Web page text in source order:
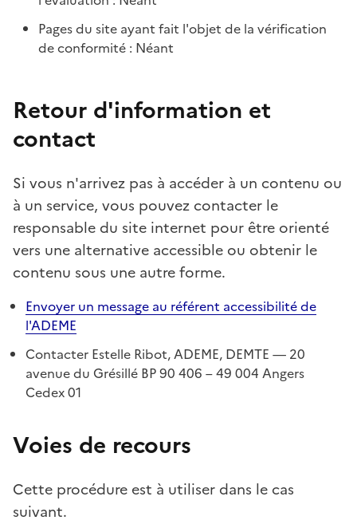
Pages du site ayant fait l'objet de la vérification
de conformité : Néant
Retour d'information et
contact
Si vous n'arrivez pas à accéder à un contenu ou
à un service, vous pouvez contacter le
responsable du site internet pour être orienté
vers une alternative accessible ou obtenir le
contenu sous une autre forme.
Envoyer un message au référent accessibilité de
l'ADEME
Contacter Estelle Ribot, ADEME, DEMTE — 20
avenue du Grésillé BP 90 406 – 49 004 Angers
Cedex 01
Voies de recours
Cette procédure est à utiliser dans le cas
suivant.